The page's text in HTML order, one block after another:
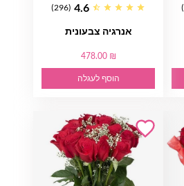
4.6
(296)
אנרגיה צבעונית
478.00 ₪
הוסף לעגלה